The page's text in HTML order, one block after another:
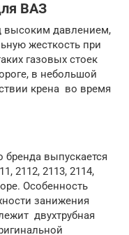
ВАЗ
высоким давлением,
жесткость при
газовых стоек
в небольшой
крена во время
бренда выпускается
2112, 2113, 2114,
Особенность
занижения
двухтрубная